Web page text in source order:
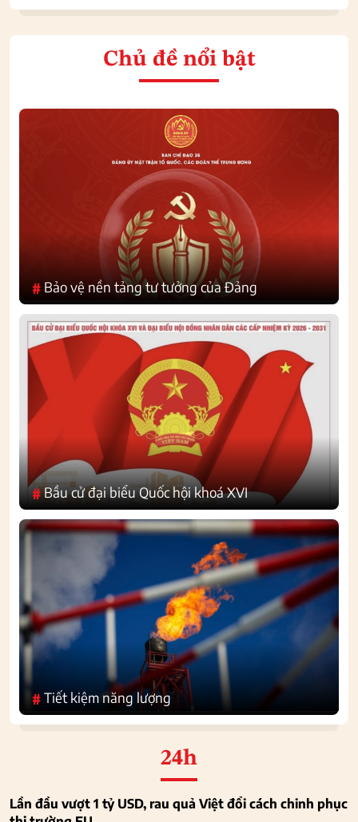
Chủ đề nổi bật
# Bảo vệ nền tảng tư tưởng của Đảng
#Bầu cử đại biểu Quốc hội khoá XVI
#Tiết kiệm năng lượng
24h
Lần đầu vượt 1 tỷ USD, rau quả Việt đổi cách chinh phục